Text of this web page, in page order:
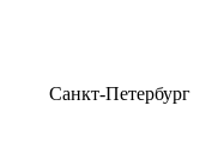
Санкт-Петербург